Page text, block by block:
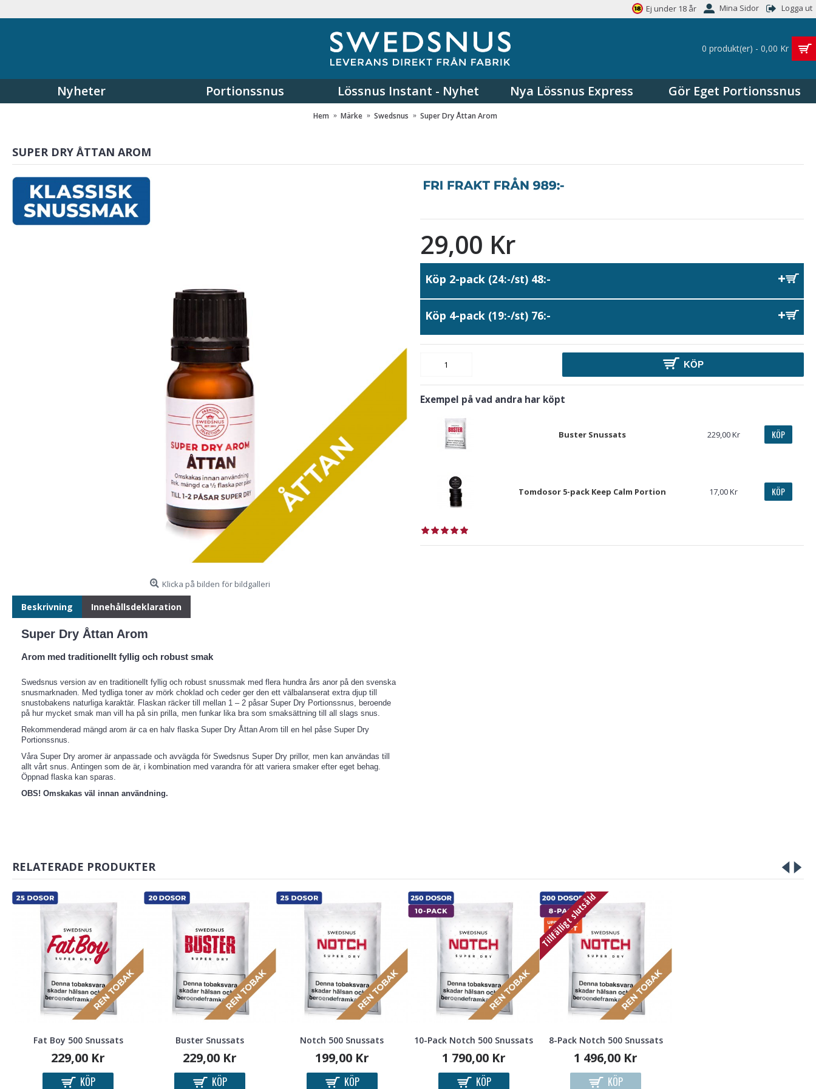
Ej under 18 år Mina Sidor Logga ut
0 produkt(er) - 0,00 Kr
Nyheter Portionssnus Lössnus Instant - Nyhet Nya Lössnus Express Gör Eget Portionssnus
Hem Märke Swedsnus Super Dry Åttan Arom
SUPER DRY ÅTTAN AROM
Klicka på bilden för bildgalleri
Beskrivning Innehållsdeklaration
Super Dry Åttan Arom
Arom med traditionellt fyllig och robust smak
Swedsnus version av en traditionellt fyllig och robust snussmak med flera hundra års anor på den svenska
snusmarknaden. Med tydliga toner av mörk choklad och ceder ger den ett välbalanserat extra djup till
snustobakens naturliga karaktär. Flaskan räcker till mellan 1 – 2 påsar Super Dry Portionssnus, beroende
på hur mycket smak man vill ha på sin prilla, men funkar lika bra som smaksättning till all slags snus.
Rekommenderad mängd arom är ca en halv flaska Super Dry Åttan Arom till en hel påse Super Dry
Portionssnus.
Våra Super Dry aromer är anpassade och avvägda för Swedsnus Super Dry prillor, men kan användas till
allt vårt snus. Antingen som de är, i kombination med varandra för att variera smaker efter eget behag.
Öppnad flaska kan sparas.
OBS! Omskakas väl innan användning.
29,00 Kr
Köp 2-pack (24:-/st) 48:-
Köp 4-pack (19:-/st) 76:-
KÖP
Exempel på vad andra har köpt
Buster Snussats 229,00 Kr KÖP
Tomdosor 5-pack Keep Calm Portion 17,00 Kr KÖP
RELATERADE PRODUKTER
Fat Boy 500 Snussats
229,00 Kr
KÖP
Buster Snussats
229,00 Kr
KÖP
Notch 500 Snussats
199,00 Kr
KÖP
10-Pack Notch 500 Snussats
1 790,00 Kr
KÖP
Tillfälligt slutsåld
8-Pack Notch 500 Snussats
1 496,00 Kr
KÖP